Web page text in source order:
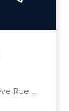
Cité des Métiers du Grand Genève Rue Prévost-Martin 6 1205 Genève